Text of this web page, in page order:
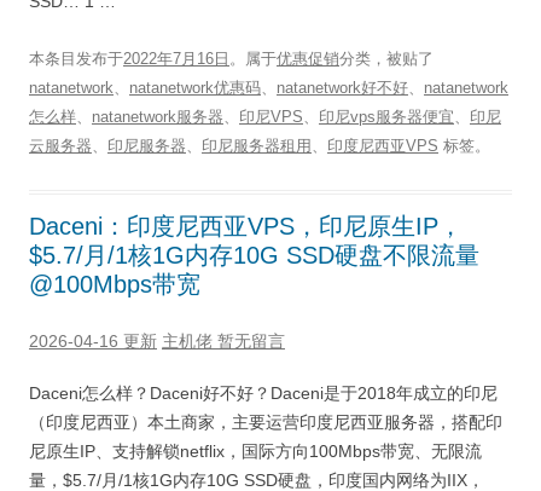
本条目发布于2022年7月16日 。属于优惠促销分类，被贴了
natanetwork、 natanetwork优惠码、 natanetwork好不好、 natanetwork
怎么样、 natanetwork服务器、 印尼VPS、 印尼vps服务器便宜、 印尼
云服务器、 印尼服务器、 印尼服务器租用 、 印度尼西亚VPS 标签。
Daceni：印度尼西亚VPS，印尼原生IP，
$5.7/月/1核1G内存10G SSD硬盘不限流量
@100Mbps带宽
2026-04-16 更新 主机佬 暂无留言
Daceni怎么样？Daceni好不好？Daceni是于2018年成立的印尼
（印度尼西亚）本土商家，主要运营印度尼西亚服务器，搭配印
尼原生IP、支持解锁netflix，国际方向100Mbps带宽、无限流
量，$5.7/月/1核1G内存10G SSD硬盘，印度国内网络为IIX，